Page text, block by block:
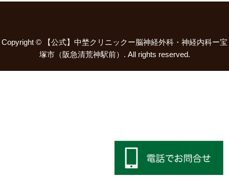
Copyright ©
【公式】中埜クリニックー脳神経外科・神経内科ー宝
塚市（阪急清荒神駅前）. All rights reserved.